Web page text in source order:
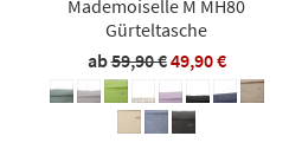
Mademoiselle M MH80
Gürteltasche
ab59,90 €49,90 €